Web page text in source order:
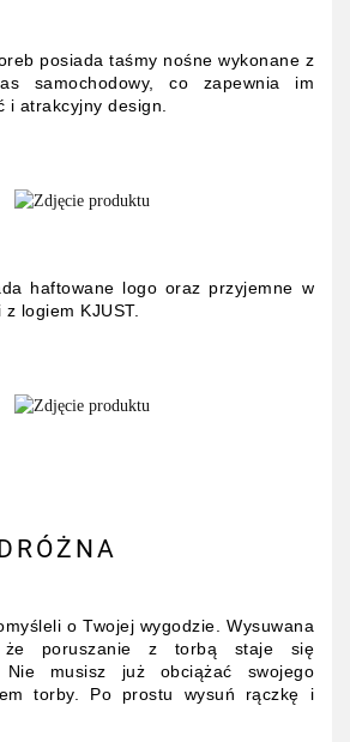
posiada taśmy nośne wykonane z
samochodowy, co zapewnia im
i atrakcyjny design.
haftowane logo oraz przyjemne w
logiem KJUST.
o Twojej wygodzie. Wysuwana
że poruszanie z torbą staje się
Nie musisz już obciążać swojego
torby. Po prostu wysuń rączkę i